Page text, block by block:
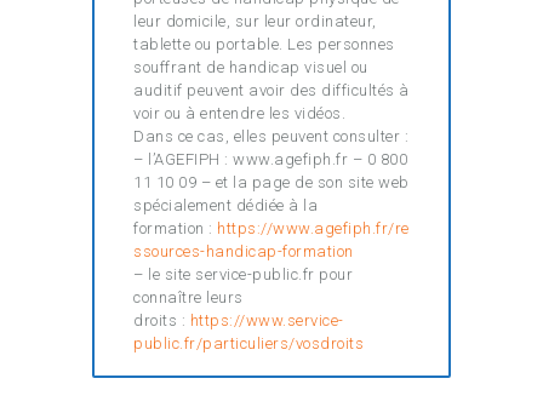
leur domicile, sur leur ordinateur,
tablette ou portable. Les personnes
souffrant de handicap visuel ou
auditif peuvent avoir des difficultés à
voir ou à entendre les vidéos.
Dans ce cas, elles peuvent consulter :
– l’AGEFIPH : www.agefiph.fr – 0 800
11 10 09 – et la page de son site web
spécialement dédiée à la
formation : https://www.agefiph.fr/re
ssources-handicap-formation
– le site service-public.fr pour
connaître leurs
droits : https://www.service-
public.fr/particuliers/vosdroits